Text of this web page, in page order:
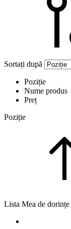
Sortați după
Poziție
Nume produs
Preț
Poziție
Lista Mea de dorințe